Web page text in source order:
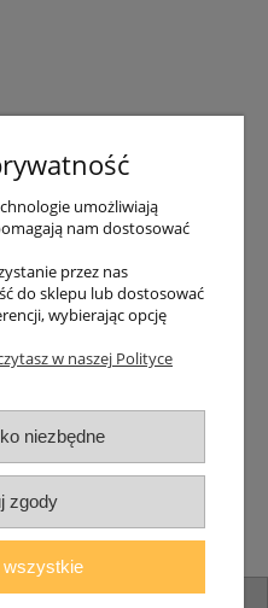
/Zaloguj się
strony
umożliwiają
nam dostosować
przez nas
do sklepu lub dostosować
wybierając opcję
w naszej Polityce
niezbędne
zgody
wszystkie